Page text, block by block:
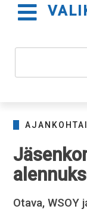
Otava, WSOY